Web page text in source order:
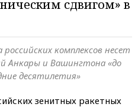
сдвигом» в
комплексов несет
Анкары и Вашингтона «до
десятилетия»
зенитных ракетных